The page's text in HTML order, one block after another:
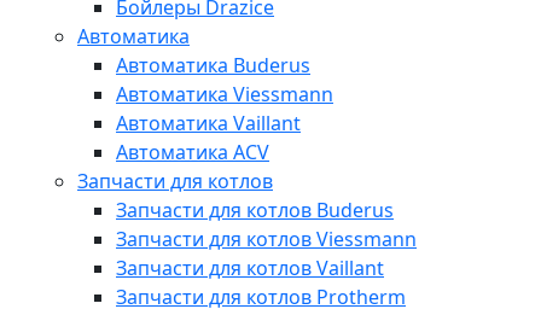
Бойлеры Drazice
Автоматика
Автоматика Buderus
Автоматика Viessmann
Автоматика Vaillant
Автоматика ACV
Запчасти для котлов
Запчасти для котлов Buderus
Запчасти для котлов Viessmann
Запчасти для котлов Vaillant
Запчасти для котлов Protherm